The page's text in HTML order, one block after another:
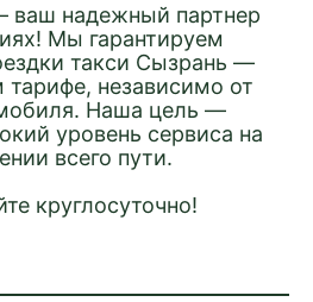
ваш надежный партнер
Мы гарантируем
такси Сызрань —
независимо от
Наша цель —
уровень сервиса на
всего пути.
круглосуточно!